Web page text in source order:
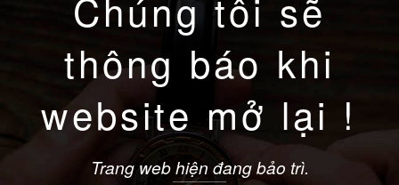
Chúng tôi sẽ
thông báo khi
website mở lại !
Trang web hiện đang bảo trì.